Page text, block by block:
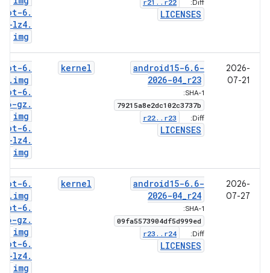
Diff:
r21 . . r22
LICENSES
6.
6-lz4.
img
2026-
07-21
android15-6. 6-
2026-04_r23
SHA-1:
79215a8e2dc102c3737b
Diff:
r22. . r23
LICENSES
kernel
6.
. img
6.
6-gz .
img
6.
6-lz4.
img
2026-
07-27
android15-6. 6-
2026-04_r24
SHA-1:
09fa5573904df5d999ed
Diff:
r23 . . r24
LICENSES
kernel
6.
. img
6.
6-gz .
img
6.
6-lz4.
img